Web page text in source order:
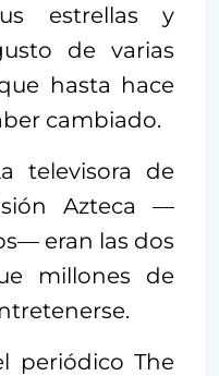
estrellas y
de varias
hasta hace
cambiado.
televisora de
Azteca —
eran las dos
millones de
periódico The